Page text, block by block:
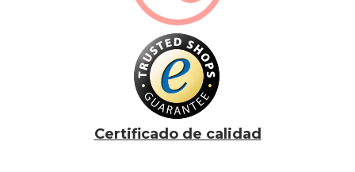
Certificado de calidad